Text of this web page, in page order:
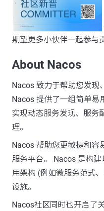
期望更多小伙伴一起参与
About Nacos
Nacos 致力于帮助您发现
Nacos 提供了一组简单易
实现动态服务发现、服务
理。
Nacos 帮助您更敏捷和容
服务平台。 Nacos 是构
用架构 (例如微服务范式
设施。
Nacos社区同时也开启了